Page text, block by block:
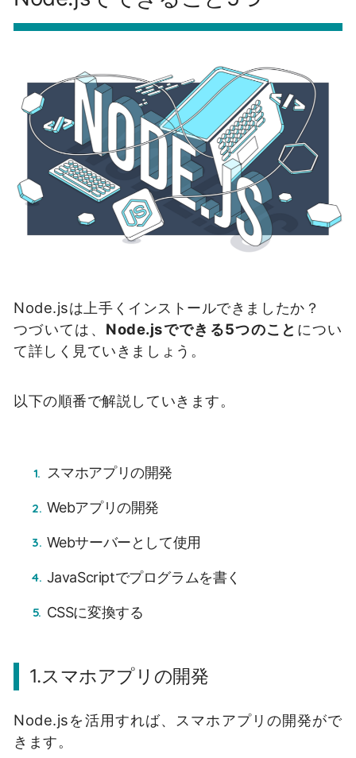
Node.jsは上手くインストールできましたか？
つづいては、 Node.jsでできる5つのこと につい
て詳しく見ていきましょう。
以下の順番で解説していきます。
スマホアプリの開発
Webアプリの開発
Webサーバーとして使用
JavaScriptでプログラムを書く
CSSに変換する
1.スマホアプリの開発
Node.jsを活用すれば、スマホアプリの開発がで
きます。